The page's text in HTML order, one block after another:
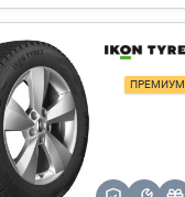
ПРЕМИУМ